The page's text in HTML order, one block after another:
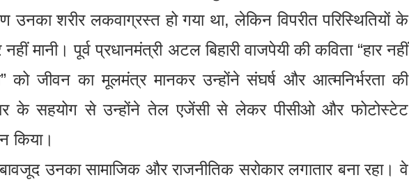
शरीर लकवाग्रस्त हो गया था, लेकिन विपरीत परिस्थितियों के
मानी। पूर्व प्रधानमंत्री अटल बिहारी वाजपेयी की कविता “हार नहीं
को जीवन का मूलमंत्र मानकर उन्होंने संघर्ष और आत्मनिर्भरता की
के सहयोग से उन्होंने तेल एजेंसी से लेकर पीसीओ और फोटोस्टेट
किया।
उनका सामाजिक और राजनीतिक सरोकार लगातार बना रहा। वे